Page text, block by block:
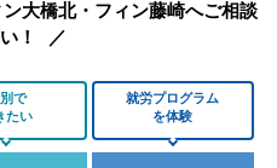
大橋北・フィン藤崎へご相談
！
で
たい
就労プログラム
を体験